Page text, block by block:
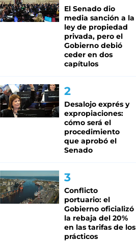
El Senado dio
media sanción a la
ley de propiedad
privada, pero el
Gobierno debió
ceder en dos
capítulos
Desalojo exprés y
expropiaciones:
cómo será el
procedimiento
que aprobó el
Senado
Conflicto
portuario: el
Gobierno oficializó
la rebaja del 20%
en las tarifas de los
prácticos